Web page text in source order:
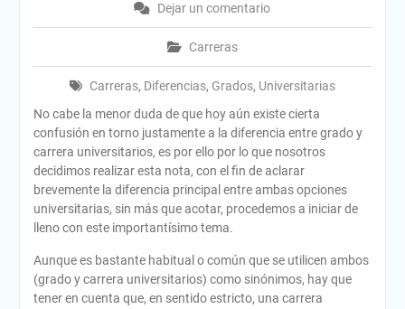
Dejar un comentario
Carreras
Carreras, Diferencias, Grados, Universitarias
No cabe la menor duda de que hoy aún existe cierta
confusión en torno justamente a la diferencia entre grado y
carrera universitarios, es por ello por lo que nosotros
decidimos realizar esta nota, con el fin de aclarar
brevemente la diferencia principal entre ambas opciones
universitarias, sin más que acotar, procedemos a iniciar de
lleno con este importantísimo tema.
Aunque es bastante habitual o común que se utilicen ambos
(grado y carrera universitarios) como sinónimos, hay que
tener en cuenta que, en sentido estricto, una carrera